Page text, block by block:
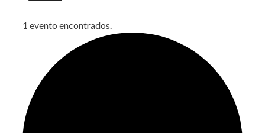
1 evento encontrados.